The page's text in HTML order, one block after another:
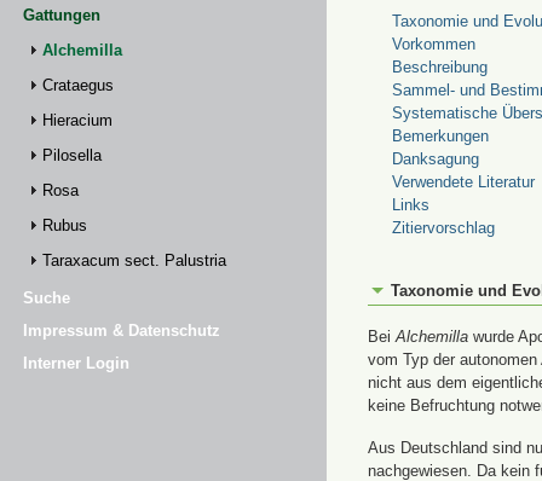
Gattungen
Alchemilla
Crataegus
Hieracium
Pilosella
Rosa
Rubus
Taraxacum sect. Palustria
Suche
Impressum & Datenschutz
Interner Login
Taxonomie und
Vorkommen
Beschreibung
Sammel- und
Systematische
Bemerkungen
Danksagung
Verwendete Literatur
Links
Zitiervorschlag
Taxonomie und
BeiAlchemilla wurde
vom Typ der
nicht aus dem
keine Befruchtung
Aus Deutschland sind
nachgewiesen. Da kein